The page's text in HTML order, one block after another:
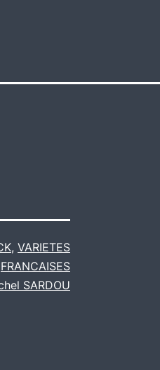
, VARIETES
FRANCAISES
SARDOU